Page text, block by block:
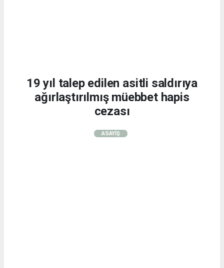
19 yıl talep edilen asitli saldırıya
ağırlaştırılmış müebbet hapis
cezası
ASAYİŞ